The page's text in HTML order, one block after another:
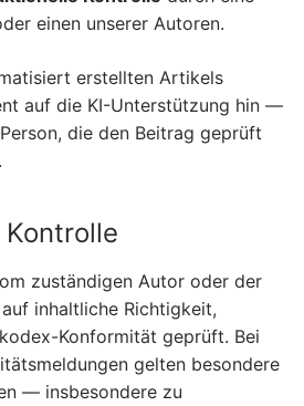
einen unserer Autoren.
erstellten Artikels
auf die KI-Unterstützung hin —
die den Beitrag geprüft
zuständigen Autor oder der
inhaltliche Richtigkeit,
Konformität geprüft. Bei
gelten besondere
— insbesondere zu